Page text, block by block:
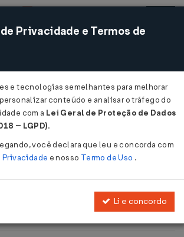
Acessar
SEFAZ Nº 109 DE
Privacidade e Termos de
e tecnologias semelhantes para melhorar
conteúdo e analisar o tráfego do
com a Lei Geral de Proteção de Dados
– LGPD).
você declara que leu e concorda com
e nosso Termo de Uso .
Li e concordo